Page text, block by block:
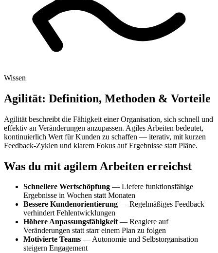
Wissen
Agilität: Definition, Methoden & Vorteile
Agilität beschreibt die Fähigkeit einer Organisation, sich schnell und
effektiv an Veränderungen anzupassen. Agiles Arbeiten bedeutet,
kontinuierlich Wert für Kunden zu schaffen — iterativ, mit kurzen
Feedback-Zyklen und klarem Fokus auf Ergebnisse statt Pläne.
Was du mit agilem Arbeiten erreichst
Schnellere Wertschöpfung — Liefere funktionsfähige
Ergebnisse in Wochen statt Monaten
Bessere Kundenorientierung — Regelmäßiges Feedback
verhindert Fehlentwicklungen
Höhere Anpassungsfähigkeit— Reagiere auf
Veränderungen statt starr einem Plan zu folgen
Motivierte Teams — Autonomie und Selbstorganisation
steigern Engagement